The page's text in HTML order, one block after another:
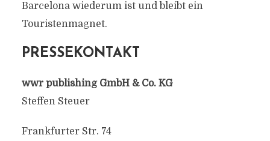
Barcelona wiederum ist und bleibt ein
Touristenmagnet.
PRESSEKONTAKT
wwr publishing GmbH & Co. KG
Steffen Steuer
Frankfurter Str. 74